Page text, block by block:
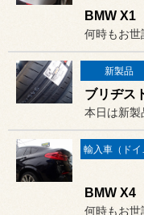
BMW
新製品
輸
BMW X4